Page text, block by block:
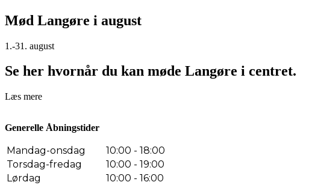
Mød Langøre i august
1.-31. august
Se her hvornår du kan møde Langøre i centret.
Læs mere
Generelle Åbningstider
Mandag-onsdag
10:00 - 18:00
Torsdag-fredag
10:00 - 19:00
Lørdag
10:00 - 16:00